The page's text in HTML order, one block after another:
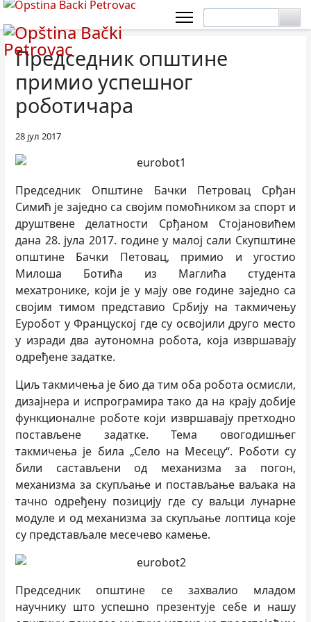
Председник општине
примио успешног
роботичара
28 јул 2017
Председник Општине Бачки Петровац Срђан
Симић је заједно са својим помоћником за спорт и
друштвене делатности Срђаном Стојановићем
дана 28. јула 2017. године у малој сали Скупштине
општине Бачки Петовац, примио и угостио
Милоша Ботића из Маглића студента
мехатронике, који је у мају ове године заједно са
својим тимом представио Србију на такмичењу
Еуробот у Француској где су освојили друго место
у изради два аутономна робота, која извршавају
одређене задатке.
Циљ такмичења је био да тим оба робота осмисли,
дизајнера и испрограмира тако да на крају добије
функционалне роботе који извршавају претходно
постављене задатке. Тема овогодишњег
такмичења је била „Село на Месецу“. Роботи су
били састављени од механизма за погон,
механизма за скупљање и постављање ваљака на
тачно одређену позицију где су ваљци лунарне
модуле и од механизма за скупљање лоптица које
су представљале месечево камење.
Председник општине се захвалио младом
научнику што успешно презентује себе и нашу